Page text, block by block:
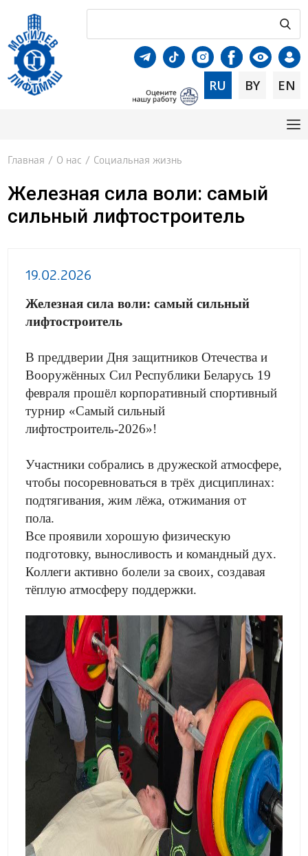
RU BY EN
Главная / О нас / Социальная жизнь
Железная сила воли: самый
сильный лифтостроитель
19.02.2026
Железная сила воли: самый сильный
лифтостроитель
В преддверии Дня защитников Отечества и
Вооружённых Сил Республики Беларусь 19
февраля прошёл корпоративный спортивный
турнир «Самый сильный
лифтостроитель-2026»!
Участники собрались в дружеской атмосфере,
чтобы посоревноваться в трёх дисциплинах:
подтягивания, жим лёжа, отжимания от
пола.
Все проявили хорошую физическую
подготовку, выносливость и командный дух.
Коллеги активно болели за своих, создавая
тёплую атмосферу поддержки.